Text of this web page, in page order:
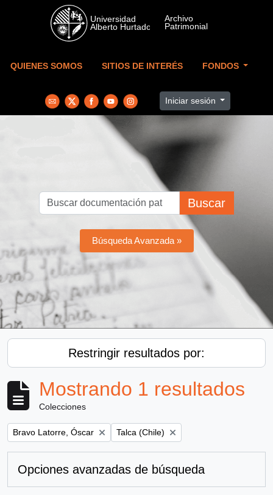
Skip to main content
QUIENES SOMOS SITIOS DE INTERÉS FONDOS
Iniciar sesión
Buscar
Búsqueda Avanzada »
Restringir resultados por:
Mostrando 1 resultados
Colecciones
Remove filter:
Bravo Latorre, Óscar Remove filter:
Talca (Chile)
Opciones avanzadas de búsqueda